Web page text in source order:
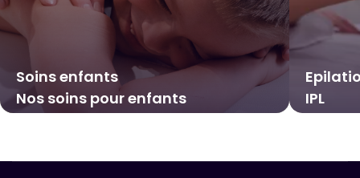
Soins enfants
Nos soins pour enfants
IPL